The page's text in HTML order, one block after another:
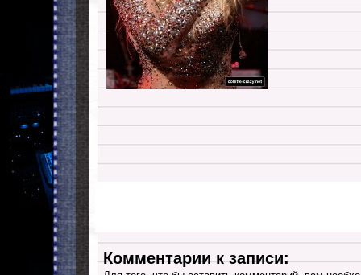
Комментарии к записи: